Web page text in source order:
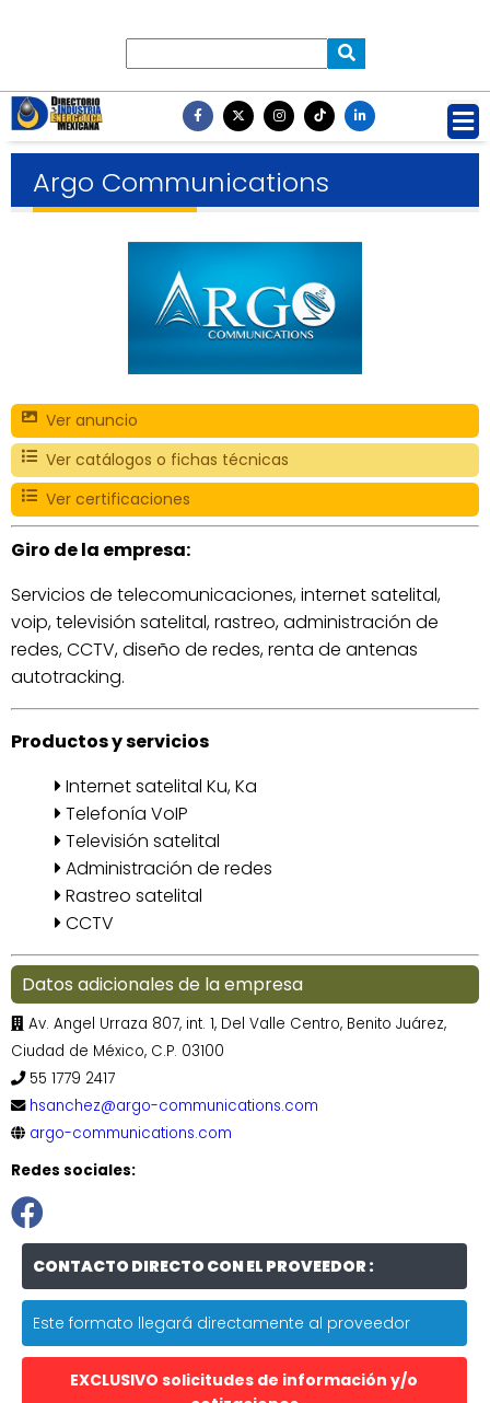
Argo Communications
Ver anuncio
Ver catálogos o fichas técnicas
Ver certificaciones
Giro de la empresa:
Servicios de telecomunicaciones, internet satelital,
voip, televisión satelital, rastreo, administración de
redes, CCTV, diseño de redes, renta de antenas
autotracking.
Productos y servicios
Internet satelital Ku, Ka
Telefonía VoIP
Televisión satelital
Administración de redes
Rastreo satelital
CCTV
Datos adicionales de la empresa
Av. Angel Urraza 807, int. 1, Del Valle Centro, Benito Juárez,
Ciudad de México, C.P. 03100
55 1779 2417
hsanchez@argo-communications.com
argo-communications.com
Redes sociales:
CONTACTO DIRECTO CON EL PROVEEDOR :
Este formato llegará directamente al proveedor
EXCLUSIVO solicitudes de información y/o